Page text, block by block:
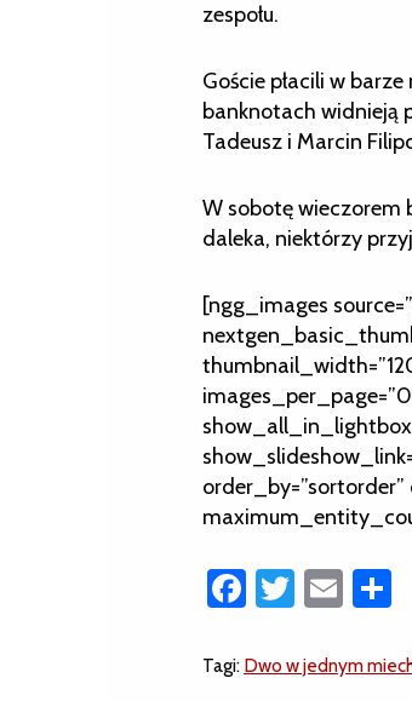
zespołu.
Goście płacili w
banknotach widnieją
Tadeusz i Marcin
W sobotę wieczorem
daleka, niektórzy
[ngg_images
order_by=”sortorder”
Facebook
Twitter
Tagi: Dwo w jednym